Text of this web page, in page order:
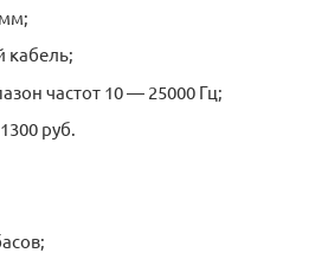
кабель;
частот 10 — 25000 Гц;
руб.